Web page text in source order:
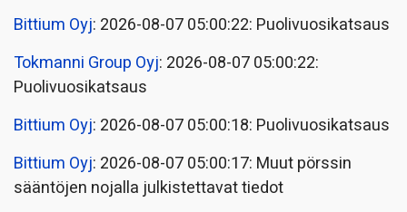
Bittium Oyj: 2026-08-07 05:00:22: Puolivuosikatsaus
Tokmanni Group Oyj: 2026-08-07 05:00:22:
Puolivuosikatsaus
Bittium Oyj: 2026-08-07 05:00:18: Puolivuosikatsaus
Bittium Oyj: 2026-08-07 05:00:17: Muut pörssin
sääntöjen nojalla julkistettavat tiedot